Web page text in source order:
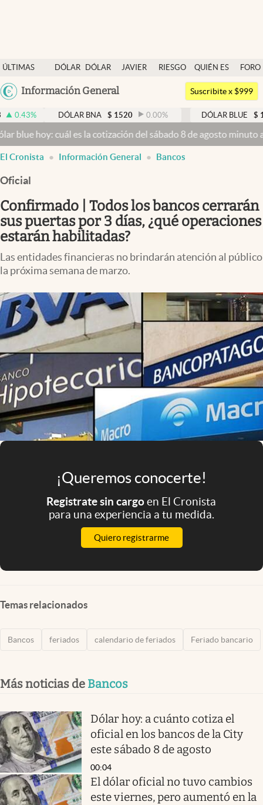
ÚLTIMAS
NOTICIAS
DÓLAR
DÓLAR
JAVIER
RIESGO
QUIÉN ES
QUIÉN
FORO
Argentina
México
Información General
Dólar
Members
Economía y Política
Finanzas y Mercados
Mercados Online
Negocios
Columnistas
Otras secciones
Infotechnology
Clase
Clima
Mundial 2026
Eventos Corporativos
El Cronista Studio
Mediakit
abre en nueva pestaña
Argentina
Suscribite x $999
DÓLAR BNA $ 1520 0.00% DÓLAR BLUE $ 1525 -
cuál es la cotización del sábado 8 de agosto minuto a minuto
El Cronista Información General Bancos
Oficial
Confirmado | Todos los bancos cerrarán
sus puertas por 3 días, ¿qué operaciones
estarán habilitadas?
Las entidades financieras no brindarán atención al público
la próxima semana de marzo.
¡Queremos conocerte!
Registrate sin cargoen El Cronista
para una experiencia a tu medida.
Quiero registrarme
Temas relacionados
Bancos feriados calendario de feriados Feriado bancario
Más noticias de Bancos
Dólar hoy: a cuánto cotiza el
oficial en los bancos de la City
este sábado 8 de agosto
00:04
El dólar oficial no tuvo cambios
este viernes, pero aumentó en la